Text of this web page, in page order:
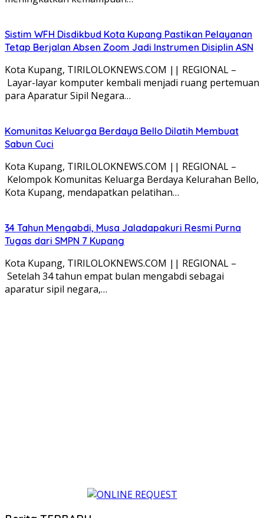
Sistim WFH Disdikbud Kota Kupang Pastikan Pelayanan
Tetap Berjalan Absen Zoom Jadi Instrumen Disiplin ASN
Kota Kupang, TIRILOLOKNEWS.COM || REGIONAL –
Layar-layar komputer kembali menjadi ruang pertemuan
para Aparatur Sipil Negara…
Komunitas Keluarga Berdaya Bello Dilatih Membuat
Sabun Cuci
Kota Kupang, TIRILOLOKNEWS.COM || REGIONAL –
Kelompok Komunitas Keluarga Berdaya Kelurahan Bello,
Kota Kupang, mendapatkan pelatihan…
34 Tahun Mengabdi, Musa Jaladapakuri Resmi Purna
Tugas dari SMPN 7 Kupang
Kota Kupang, TIRILOLOKNEWS.COM || REGIONAL –
Setelah 34 tahun empat bulan mengabdi sebagai
aparatur sipil negara,…